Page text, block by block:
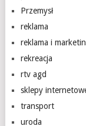
Przemysł
reklama
reklama i
rekreacja
rtv agd
sklepy
transport
uroda